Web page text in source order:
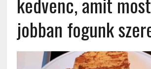
jobban fogunk